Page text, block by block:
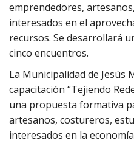
emprendedores,
interesados en el
recursos. Se desarrollará
cinco encuentros.
La Municipalidad de Jesús
capacitación “Tejiendo
una propuesta formativa
artesanos, costureros,
interesados en la